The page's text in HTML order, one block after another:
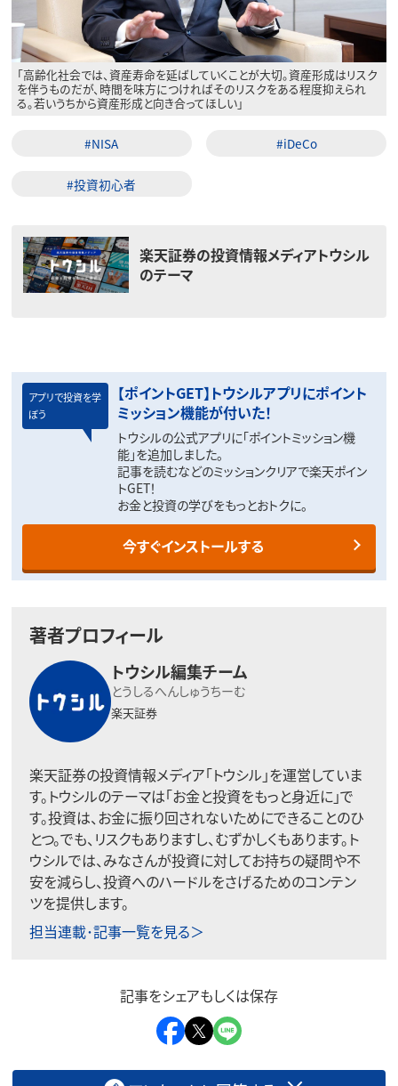
「高齢化社会では、資産寿命を延ばしていくことが大切。資産形成はリスク
を伴うものだが、時間を味方につければそのリスクをある程度抑えられ
る。若いうちから資産形成と向き合ってほしい」
#NISA #iDeCo
#投資初心者
楽天証券の投資情報メディアトウシル
のテーマ
アプリで投資を学
ぼう
【ポイントGET】トウシルアプリにポイント
ミッション機能が付いた！
トウシルの公式アプリに「ポイントミッション機
能」を追加しました。
記事を読むなどのミッションクリアで楽天ポイン
トGET！
お金と投資の学びをもっとおトクに。
今すぐインストールする
著者プロフィール
トウシル編集チーム
とうしるへんしゅうちーむ
楽天証券
楽天証券の投資情報メディア「トウシル」を運営していま
す。トウシルのテーマは「お金と投資をもっと身近に」で
す。投資は、お金に振り回されないためにできることのひ
とつ。でも、リスクもありますし、むずかしくもあります。ト
ウシルでは、みなさんが投資に対してお持ちの疑問や不
安を減らし、投資へのハードルをさげるためのコンテン
ツを提供します。
担当連載･記事一覧を見る＞
記事をシェアもしくは保存